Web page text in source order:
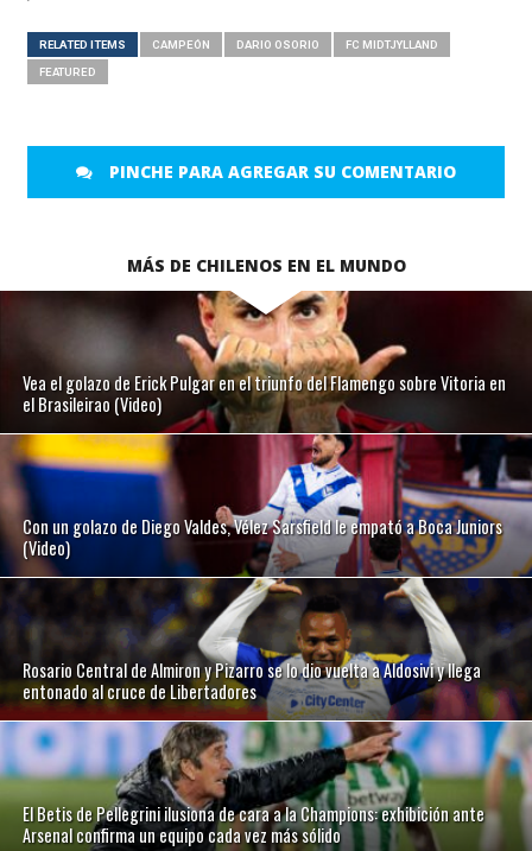
RELATED ITEMS CAMPEÓN DARIO OSORIO FC MIDTJYLLAND
FEATURED
PINCHE PARA AGREGAR SU COMENTARIO
MÁS DE CHILENOS EN EL MUNDO
Vea el golazo de Erick Pulgar en el triunfo del Flamengo sobre Vitoria en
el Brasileirao (Video)
Con un golazo de Diego Valdes, Vélez Sarsfield le empató a Boca Juniors
(Video)
Rosario Central de Almiron y Pizarro se lo dio vuelta a Aldosivi y llega
entonado al cruce de Libertadores
El Betis de Pellegrini ilusiona de cara a la Champions: exhibición ante
Arsenal confirma un equipo cada vez más sólido